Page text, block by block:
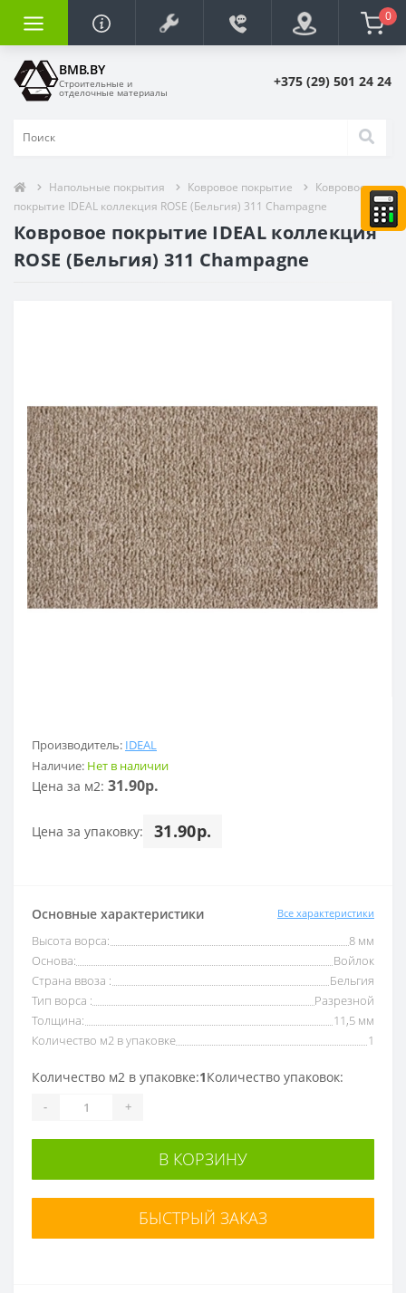
0
BMB.BY
Строительные и
отделочные материалы
+375 (29) 501 24 24
Напольные покрытия Ковровое покрытие
Ковровое
покрытие IDEAL коллекция ROSE (Бельгия) 311 Champagne
Ковровое покрытие IDEAL коллекция
ROSE (Бельгия) 311 Champagne
Производитель: IDEAL
Наличие: Нет в наличии
Цена за м2: 31.90р.
Цена за упаковку: 31.90р.
Основные характеристики Все характеристики
Высота ворса:
8 мм
Основа:
Войлок
Страна ввоза :
Бельгия
Тип ворса :
Разрезной
Толщина:
11,5 мм
Количество м2 в упаковке
1
Количество м2 в упаковке:1Количество упаковок:
- +
В КОРЗИНУ
БЫСТРЫЙ ЗАКАЗ